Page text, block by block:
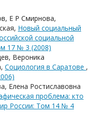
Е Р Смирнова,
Новый социальный
социальной
17 № 3 (2008)
Вероника
Социология в Саратове ,
Елена Ростиславовна
проблема: кто
России: Том 14 № 4